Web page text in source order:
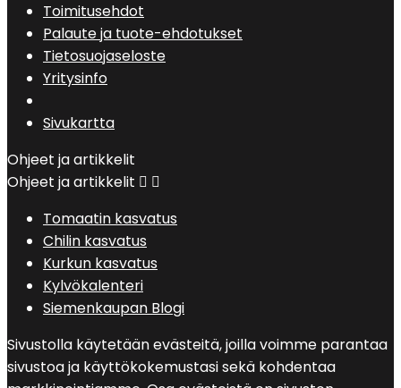
Toimitusehdot
Palaute ja tuote-ehdotukset
Tietosuojaseloste
Yritysinfo
Sivukartta
Ohjeet ja artikkelit
Ohjeet ja artikkelit  
Tomaatin kasvatus
Chilin kasvatus
Kurkun kasvatus
Kylvökalenteri
Siemenkaupan Blogi
Sivustolla käytetään evästeitä, joilla voimme parantaa
sivustoa ja käyttökokemustasi sekä kohdentaa